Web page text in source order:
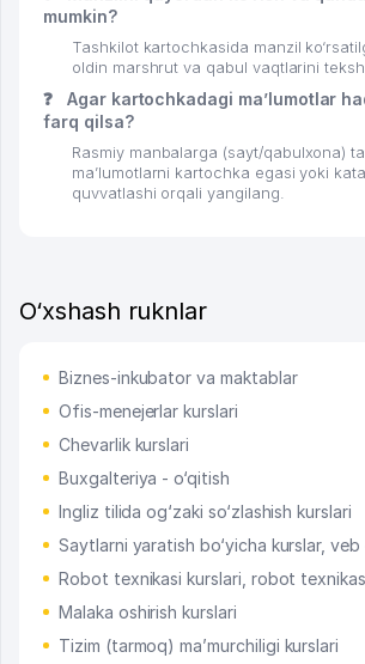
mumkin?
Tashkilot kartochkasida manzil
oldin marshrut va qabul vaqtlarini
❓
Agar kartochkadagi ma’lumotlar
farq qilsa?
Rasmiy manbalarga (sayt/qabulxona)
ma’lumotlarni kartochka egasi yoki
quvvatlashi orqali yangilang.
O‘xshash ruknlar
Biznes-inkubator va maktablar
Ofis-menejerlar kurslari
Chevarlik kurslari
Buxgalteriya - o‘qitish
Ingliz tilida og‘zaki so‘zlashish kurslari
Saytlarni yaratish bo‘yicha kurslar,
Robot texnikasi kurslari, robot
Malaka oshirish kurslari
Tizim (tarmoq) ma’murchiligi kurslari